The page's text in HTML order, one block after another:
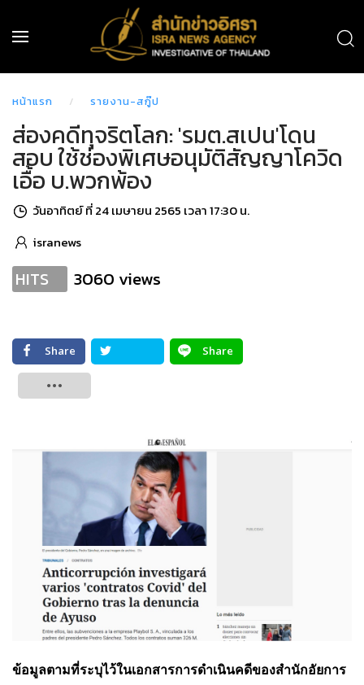
หน้าแรก รายงาน-สกู๊ป
ส่องคดีทุจริตโลก: 'รมต.สเปน'โดน
สอบ ใช้ช่องพิเศษอนุมัติสัญญาโควิด
เอื้อ บ.พวกพ้อง
วันอาทิตย์ ที่ 24 เมษายน 2565 เวลา 17:30 น.
isranews
HITS 3060 views
Share
Share
ข้อมูลตามที่ระบุไว้ในเอกสารการดำเนินคดีของสำนักอัยการ